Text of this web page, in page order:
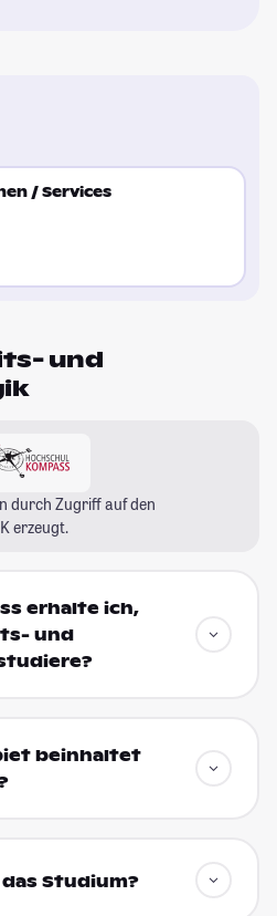
/ Services
und
durch Zugriff auf den
erzeugt.
erhalte ich,
und
beinhaltet
Studium?